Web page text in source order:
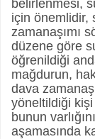
belirlenmesi,
için önemlidir,
zamanaşımı
düzene göre
öğrenildiği
mağdurun,
dava
yöneltildiği
bunun
aşamasında